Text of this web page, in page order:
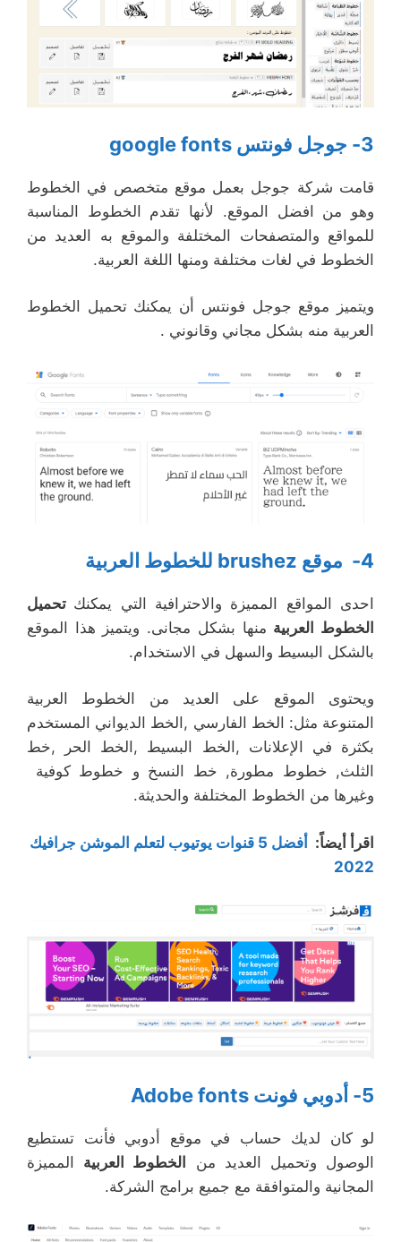
3- جوجل فونتس google fonts
قامت شركة جوجل بعمل موقع متخصص في الخطوط
وهو من افضل الموقع. لأنها تقدم الخطوط المناسبة
للمواقع والمتصفحات المختلفة والموقع به العديد من
الخطوط في لغات مختلفة ومنها اللغة العربية.
ويتميز موقع جوجل فونتس أن يمكنك تحميل الخطوط
العربية منه بشكل مجاني وقانوني .
4- موقع brushez للخطوط العربية
احدى المواقع المميزة والاحترافية التي يمكنك تحميل
الخطوط العربية منها بشكل مجانى. ويتميز هذا الموقع
بالشكل البسيط والسهل في الاستخدام.
ويحتوى الموقع على العديد من الخطوط العربية
المتنوعة مثل: الخط الفارسي ,الخط الديواني المستخدم
بكثرة في الإعلانات ,الخط البسيط ,الخط الحر ,خط
الثلث, خطوط مطورة, خط النسخ و خطوط كوفية
وغيرها من الخطوط المختلفة والحديثة.
اقرأ أيضاً:
أفضل 5 قنوات يوتيوب لتعلم الموشن جرافيك
2022
5- أدوبي فونت Adobe fonts
لو كان لديك حساب في موقع أدوبي فأنت تستطيع
الوصول وتحميل العديد من الخطوط العربية المميزة
المجانية والمتوافقة مع جميع برامج الشركة.